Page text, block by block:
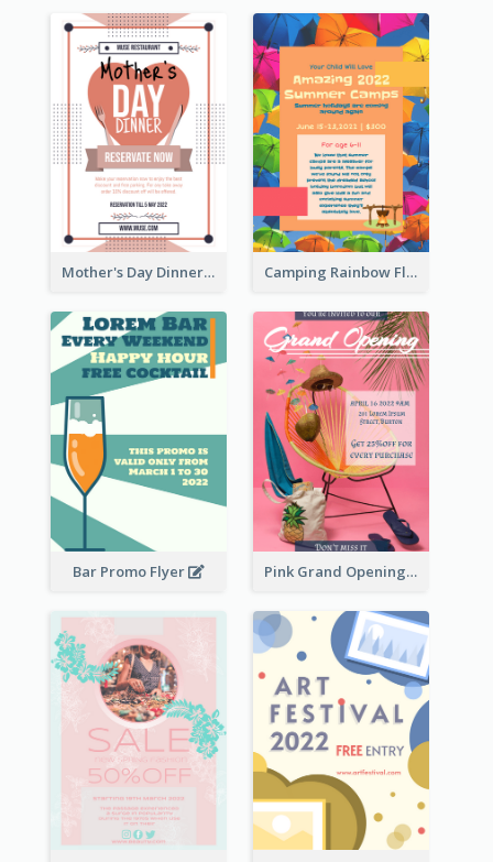
Mother's Day Dinner Promotion Flyer Camping Rainbow Flyer
Bar Promo Flyer Pink Grand Opening Flyer